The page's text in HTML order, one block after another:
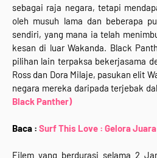
sebagai raja negara, tetapi
oleh musuh lama dan beberapa
sendiri, yang mana ia telah
kesan di luar Wakanda. Black
pilihan lain terpaksa bekerjasama
Ross dan Dora Milaje, pasukan elit
negara mereka daripada terjebak
Black Panther)
Baca : Surf This Love : Gelora
Filem yang berdurasi selama 2